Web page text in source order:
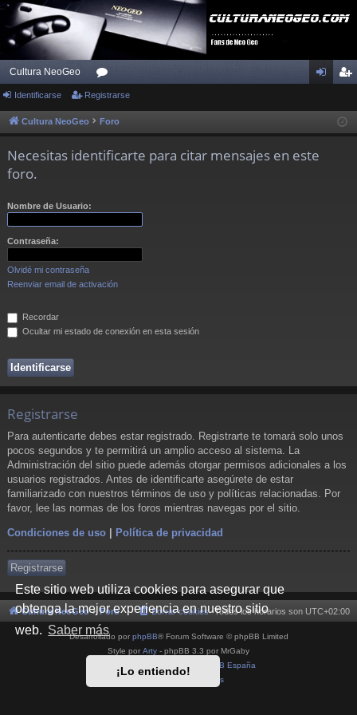
Este sitio web utiliza cookies para asegurar que
obtenga la mejor experiencia en nuestro sitio
web. Saber más
¡Lo entiendo!
Cultura NeoGeo
or
os ist
Identificarse Registrarse
Cultura NeoGeo Foro
Necesitas identificarte para citar mensajes en este
foro.
Nombre de Usuario:
Contraseña:
Olvidé mi contraseña
Reenviar email de activación
Recordar
Ocultar mi estado de conexión en esta sesión
Registrarse
Para autenticarte debes estar registrado. Registrarte te tomará solo unos
pocos segundos y te permitirá un amplio acceso al sistema. La
Administración del sitio puede además otorgar permisos adicionales a los
usuarios registrados. Antes de identificarte asegúrete de estar
familiarizado con nuestros términos de uso y políticas relacionadas. Por
favor, lee las normas de los foros mientras navegas por el sitio.
Condiciones de uso Política de privacidad
Registrarse
Cultura NeoGeo Foro Todos los horarios son UTC+02:00
Borrar cookies
Desarrollado por phpBB® Forum Software © phpBB Limited
Style por Arty - phpBB 3.3 por MrGaby
phpBB España
Condiciones